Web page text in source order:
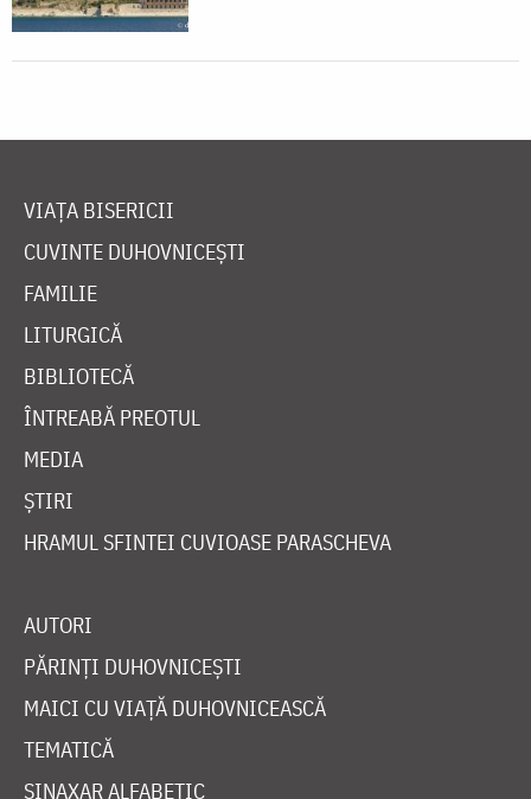
VIAȚA BISERICII
CUVINTE DUHOVNICEȘTI
FAMILIE
LITURGICĂ
BIBLIOTECĂ
ÎNTREABĂ PREOTUL
MEDIA
ȘTIRI
HRAMUL SFINTEI CUVIOASE PARASCHEVA
AUTORI
PĂRINȚI DUHOVNICEȘTI
MAICI CU VIAȚĂ DUHOVNICEASCĂ
TEMATICĂ
SINAXAR ALFABETIC